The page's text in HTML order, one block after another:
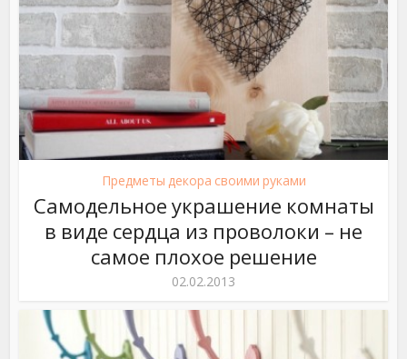
Предметы декора своими руками
Самодельное украшение комнаты
в виде сердца из проволоки – не
самое плохое решение
02.02.2013